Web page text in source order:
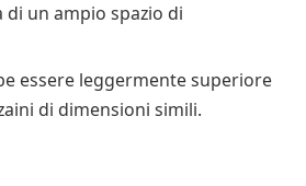
di un ampio spazio di
essere leggermente superiore
di dimensioni simili.